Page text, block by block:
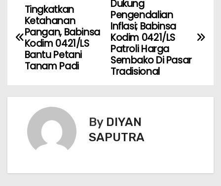
Dukung
Pengendalian
Inflasi; Babinsa
Kodim 0421/LS
Patroli Harga
Sembako Di Pasar
Tradisional
Tingkatkan
Ketahanan
Pangan, Babinsa
Kodim 0421/LS
Bantu Petani
Tanam Padi
By DIYAN
SAPUTRA